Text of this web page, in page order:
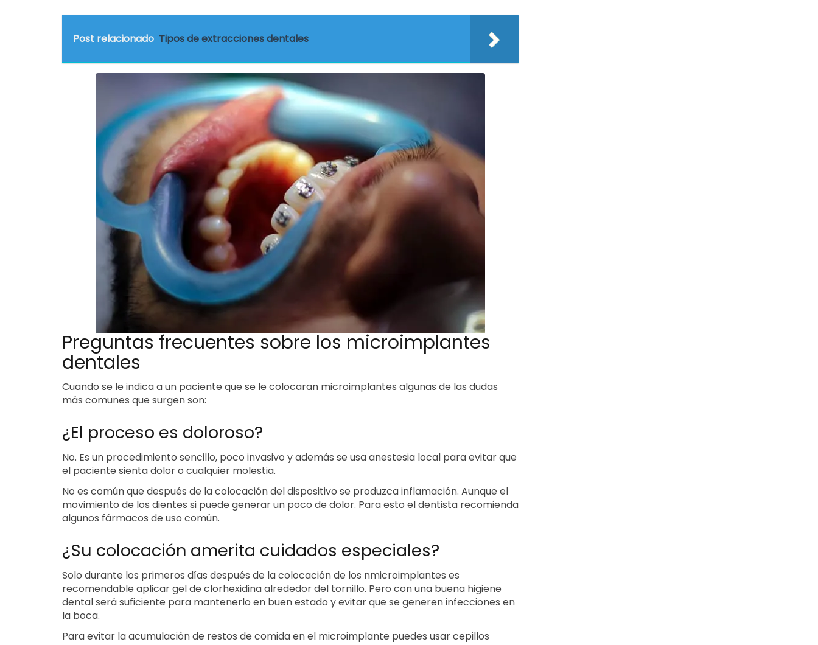
Post relacionado Tipos de extracciones dentales
Preguntas frecuentes sobre los microimplantes
dentales
Cuando se le indica a un paciente que se le colocaran microimplantes algunas de las dudas
más comunes que surgen son:
¿El proceso es doloroso?
No. Es un procedimiento sencillo, poco invasivo y además se usa anestesia local para evitar que
el paciente sienta dolor o cualquier molestia.
No es común que después de la colocación del dispositivo se produzca inflamación. Aunque el
movimiento de los dientes si puede generar un poco de dolor. Para esto el dentista recomienda
algunos fármacos de uso común.
¿Su colocación amerita cuidados especiales?
Solo durante los primeros días después de la colocación de los nmicroimplantes es
recomendable aplicar gel de clorhexidina alrededor del tornillo. Pero con una buena higiene
dental será suficiente para mantenerlo en buen estado y evitar que se generen infecciones en
la boca.
Para evitar la acumulación de restos de comida en el microimplante puedes usar cepillos